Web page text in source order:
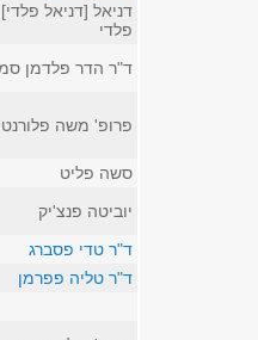
דניאל [דניאל פלדי]
פלדי
ד"ר הדר פלדמן
פרופ' משה
סשה פליט
יוביטה פנצ'יק
ד"ר טדי פסברג
ד"ר טליה פפרמן